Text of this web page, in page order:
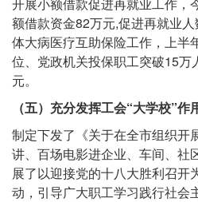
额借款资金82万元,促进再就业
体大病医疗互助保险工作，上半
位、党政机关投保职工突破15万
元。
（五）充分发挥工会“大学校”作
制定下发了《关于在全市组织开
讲、百场电影进企业、车间、社
展了以迎接党的十八大胜利召开
动，引导广大职工学习践行社会